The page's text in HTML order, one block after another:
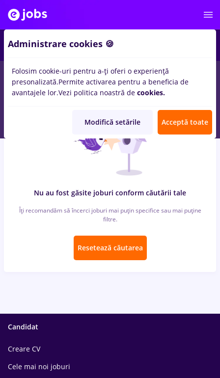
locuri de muncacu salarii 3ds max, Full timeinTransport /
Distributie
Nu au fost găsite joburi conform căutării tale
Îți recomandăm să încerci joburi mai puțin specifice sau mai puține
filtre.
Resetează căutarea
Candidat
Creare CV
Cele mai noi joburi
Administrare cookies 🍪
Folosim cookie-uri pentru a-ți oferi o experiență
presonalizată.Permite activarea pentru a beneficia de
avantajele lor.Vezi politica noastră de cookies.
Modifică setările Acceptă toate